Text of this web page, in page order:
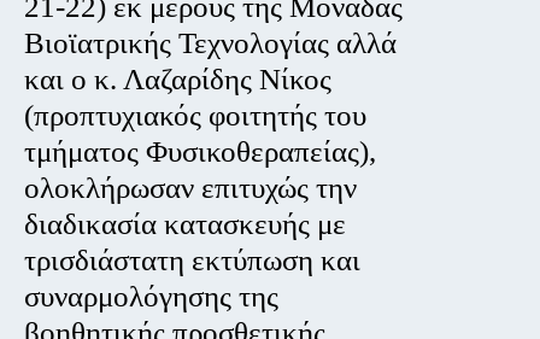
21-22) εκ μέρους της Μονάδας
Βιοϊατρικής Τεχνολογίας αλλά
και ο κ. Λαζαρίδης Νίκος
(προπτυχιακός φοιτητής του
τμήματος Φυσικοθεραπείας),
ολοκλήρωσαν επιτυχώς την
διαδικασία κατασκευής με
τρισδιάστατη εκτύπωση και
συναρμολόγησης της